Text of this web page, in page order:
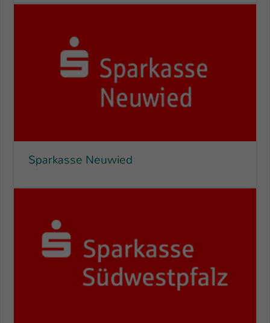
Sparkasse Neuwied